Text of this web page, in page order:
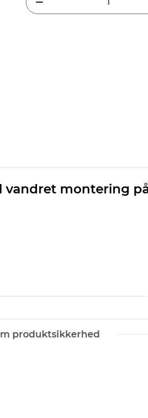
vandret montering
produktsikkerhed